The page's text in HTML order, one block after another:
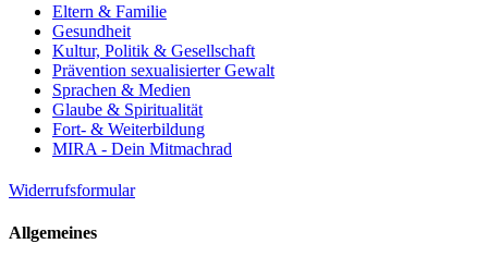
Eltern & Familie
Gesundheit
Kultur, Politik & Gesellschaft
Prävention sexualisierter Gewalt
Sprachen & Medien
Glaube & Spiritualität
Fort- & Weiterbildung
MIRA - Dein Mitmachrad
Widerrufsformular
Allgemeines